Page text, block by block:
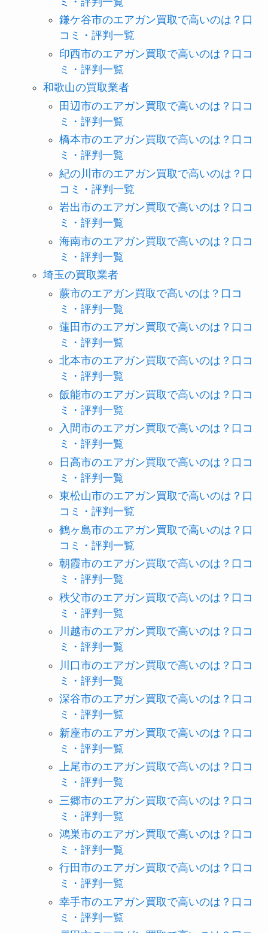
鎌ケ谷市のエアガン買取で高いのは？口
コミ・評判一覧
印西市のエアガン買取で高いのは？口コ
ミ・評判一覧
和歌山の買取業者
田辺市のエアガン買取で高いのは？口コ
ミ・評判一覧
橋本市のエアガン買取で高いのは？口コ
ミ・評判一覧
紀の川市のエアガン買取で高いのは？口
コミ・評判一覧
岩出市のエアガン買取で高いのは？口コ
ミ・評判一覧
海南市のエアガン買取で高いのは？口コ
ミ・評判一覧
埼玉の買取業者
蕨市のエアガン買取で高いのは？口コ
ミ・評判一覧
蓮田市のエアガン買取で高いのは？口コ
ミ・評判一覧
北本市のエアガン買取で高いのは？口コ
ミ・評判一覧
飯能市のエアガン買取で高いのは？口コ
ミ・評判一覧
入間市のエアガン買取で高いのは？口コ
ミ・評判一覧
日高市のエアガン買取で高いのは？口コ
ミ・評判一覧
東松山市のエアガン買取で高いのは？口
コミ・評判一覧
鶴ヶ島市のエアガン買取で高いのは？口
コミ・評判一覧
朝霞市のエアガン買取で高いのは？口コ
ミ・評判一覧
秩父市のエアガン買取で高いのは？口コ
ミ・評判一覧
川越市のエアガン買取で高いのは？口コ
ミ・評判一覧
川口市のエアガン買取で高いのは？口コ
ミ・評判一覧
深谷市のエアガン買取で高いのは？口コ
ミ・評判一覧
新座市のエアガン買取で高いのは？口コ
ミ・評判一覧
上尾市のエアガン買取で高いのは？口コ
ミ・評判一覧
三郷市のエアガン買取で高いのは？口コ
ミ・評判一覧
鴻巣市のエアガン買取で高いのは？口コ
ミ・評判一覧
行田市のエアガン買取で高いのは？口コ
ミ・評判一覧
幸手市のエアガン買取で高いのは？口コ
ミ・評判一覧